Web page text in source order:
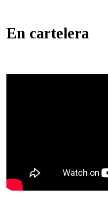
En cartelera